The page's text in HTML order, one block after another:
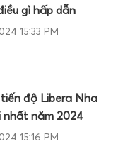
gì hấp dẫn
15:33 PM
độ Libera Nha
nhất năm 2024
15:16 PM